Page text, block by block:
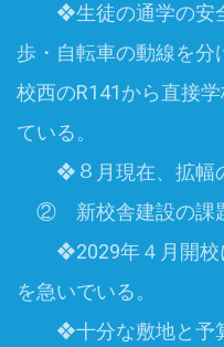
❖生徒の通学の安
歩・自転車の動線を分
校西のR141から直接
ている。
❖８月現在、拡幅
② 新校舎建設の課
❖2029年４月開校
を急いでいる。
❖十分な敷地と予